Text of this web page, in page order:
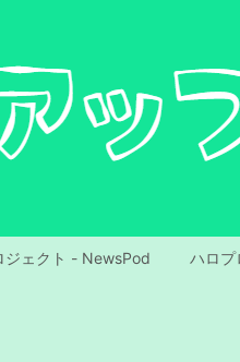
ジェクト - NewsPod ハロプ